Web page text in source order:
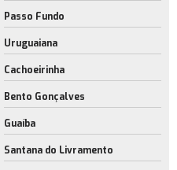
Passo Fundo
Uruguaiana
Cachoeirinha
Bento Gonçalves
Guaíba
Santana do Livramento